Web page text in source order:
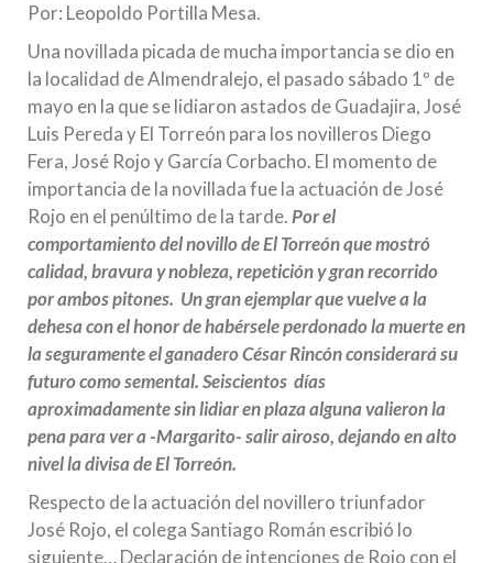
Por: Leopoldo Portilla Mesa.
Una novillada picada de mucha importancia se dio en
la localidad de Almendralejo, el pasado sábado 1º de
mayo en la que se lidiaron astados de Guadajira, José
Luis Pereda y El Torreón para los novilleros Diego
Fera, José Rojo y García Corbacho. El momento de
importancia de la novillada fue la actuación de José
Rojo en el penúltimo de la tarde. Por el
comportamiento del novillo de El Torreón que mostró
calidad, bravura y nobleza, repetición y gran recorrido
por ambos pitones. Un gran ejemplar que vuelve a la
dehesa con el honor de habérsele perdonado la muerte en
la seguramente el ganadero César Rincón considerará su
futuro como semental. Seiscientos días
aproximadamente sin lidiar en plaza alguna valieron la
pena para ver a -Margarito- salir airoso, dejando en alto
nivel la divisa de El Torreón.
Respecto de la actuación del novillero triunfador
José Rojo, el colega Santiago Román escribió lo
siguiente… Declaración de intenciones de Rojo con el